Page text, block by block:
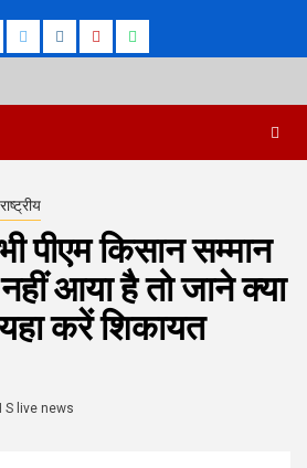
TwitterInstagram
YoutubeWhatsapp
राष्ट्रीय
पीएम किसान सम्मान
आया है तो जाने क्या
करें शिकायत
S live news